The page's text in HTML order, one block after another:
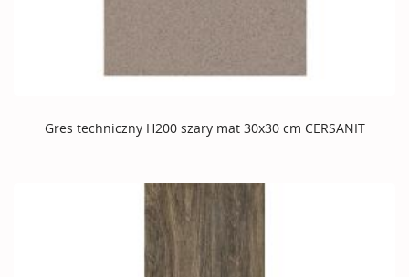
Gres techniczny H200 szary mat 30x30 cm CERSANIT